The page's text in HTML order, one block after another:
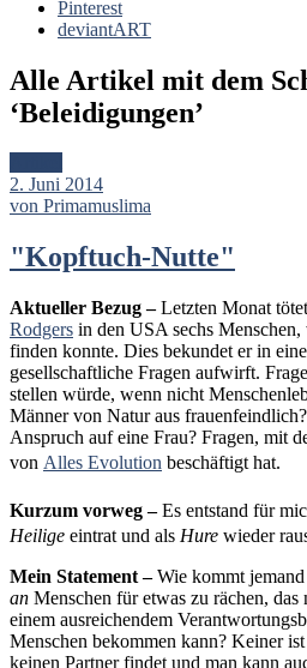
Pinterest
deviantART
Alle Artikel mit dem
‘Beleidigungen’
2. Juni 2014
von Primamuslima
"Kopftuch-Nutte"
Aktueller Bezug –Letzten Monat
Rodgers in den USA sechs
finden konnte. Dies bekundet er in
gesellschaftliche Fragen aufwirft.
stellen würde, wenn nicht
Männer von Natur aus
Anspruch auf eine Frau? Fragen, mit
von Alles Evolution beschäftigt hat.
Kurzum vorweg –Es entstand für
Heilige eintrat und als Hure wieder
Mein Statement –Wie kommt
an Menschen für etwas zu rächen, das
einem ausreichendem
Menschen bekommen kann? Keiner
keinen Partner findet und man kann